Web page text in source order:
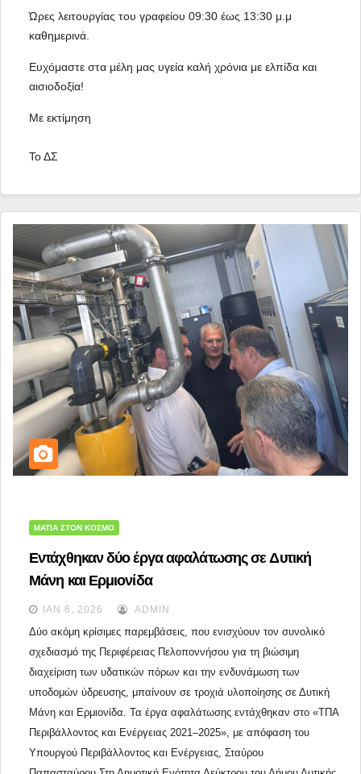
Ώρες λειτουργίας του γραφείου 09:30 έως 13:30 μ.μ
καθημερινά.
Ευχόμαστε στα μέλη μας υγεία καλή χρόνια με ελπίδα και
αισιοδοξία!
Με εκτίμηση
Το ΔΣ
ΜΑΤΙΆ ΣΤΟΝ ΚΌΣΜΟ
Εντάχθηκαν δύο έργα αφαλάτωσης σε Δυτική
Μάνη και Ερμιονίδα
ΙΑΝ 6, 2026 ADMIN
Δύο ακόμη κρίσιμες παρεμβάσεις, που ενισχύουν τον συνολικό
σχεδιασμό της Περιφέρειας Πελοποννήσου για τη βιώσιμη
διαχείριση των υδατικών πόρων και την ενδυνάμωση των
υποδομών ύδρευσης, μπαίνουν σε τροχιά υλοποίησης σε Δυτική
Μάνη και Ερμιονίδα. Τα έργα αφαλάτωσης εντάχθηκαν στο «ΤΠΑ
Περιβάλλοντος και Ενέργειας 2021–2025», με απόφαση του
Υπουργού Περιβάλλοντος και Ενέργειας, Σταύρου